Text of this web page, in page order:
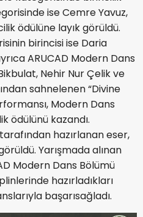
ise Cemre Yavuz,
ödülüne layık görüldü.
birincisi ise Daria
ARUCAD Modern Dans
Nehir Nur Çelik ve
sahnelenen “Divine
Modern Dans
ödülünü kazandı.
hazırlanan eser,
Yarışmada alınan
Modern Dans Bölümü
hazırladıkları
başarısağladı.